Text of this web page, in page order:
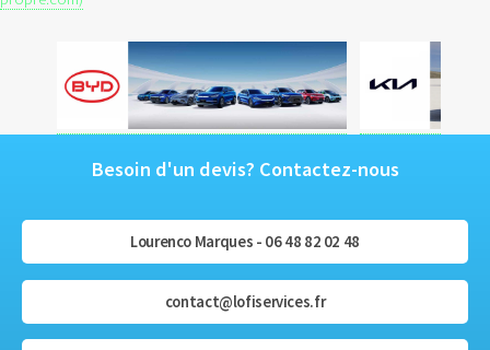
Besoin d'un devis? Contactez-nous
Lourenco Marques - 06 48 82 02 48
contact@lofiservices.fr